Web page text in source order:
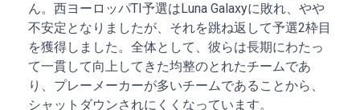
ん。西ヨーロッパTI予選はLuna Galaxyに敗れ、やや
不安定となりましたが、それを跳ね返して予選2枠目
を獲得しました。全体として、彼らは長期にわたっ
て一貫して向上してきた均整のとれたチームであ
り、プレーメーカーが多いチームであることから、
シャットダウンされにくくなっています。